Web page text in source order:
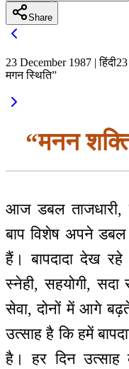
Share
23 December 1987 | हिंदी
मगन स्थिति”
“मनन
आज डबल ताजधारी,
बाप विशेष अपने
हैं। बापदादा देख
स्नेही, सहयोगी,
सेवा, दोनों में आगे
उत्साह है कि हमें
है। हर दिन